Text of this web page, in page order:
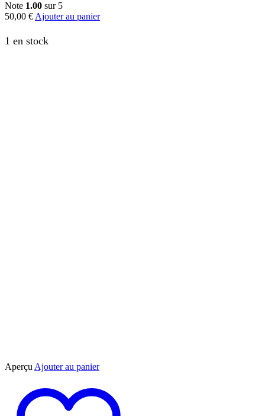
Note 1.00 sur 5
50,00 € Ajouter au panier
1 en stock
Aperçu Ajouter au panier